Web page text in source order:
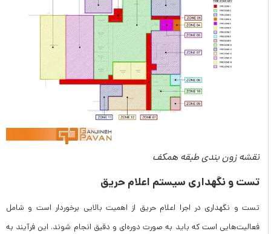
نقشه زون بندی طبقه همکف
تست و نگهداری سیستم اعلام حریق
تست و نگهداری در اجرا اعلام حریق از اهمیت بالایی برخوردار است و شامل
فعالیت‌هایی است که باید به صورت دوره‌ای و دقیق انجام شوند. این فرآیند به